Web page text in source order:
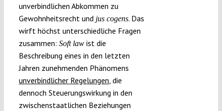
unverbindlichen Abkommen zu
Gewohnheitsrecht und jus cogens. Das
wirft höchst unterschiedliche Fragen
zusammen: Soft law ist die
Beschreibung eines in den letzten
Jahren zunehmenden Phänomens
unverbindlicher Regelungen, die
dennoch Steuerungswirkung in den
zwischenstaatlichen Beziehungen